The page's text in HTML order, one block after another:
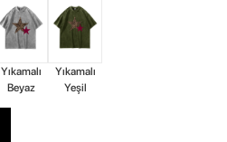
Yıkamalı
Beyaz
Yıkamalı
Yeşil